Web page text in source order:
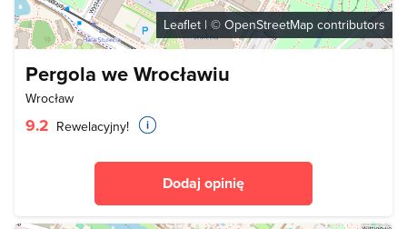
Leaflet | © OpenStreetMap contributors
Pergola we Wrocławiu
Wrocław
9.2 Rewelacyjny!
Dodaj opinię